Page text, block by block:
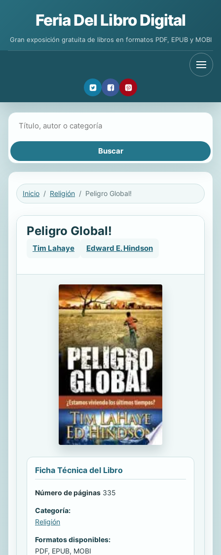
Feria Del Libro Digital
Gran exposición gratuita de libros en formatos PDF, EPUB y MOBI
Inicio Religión Peligro Global!
Peligro Global!
Tim Lahaye Edward E. Hindson
Ficha Técnica del Libro
Número de páginas 335
Categoría:
Religión
Formatos disponibles:
PDF, EPUB, MOBI